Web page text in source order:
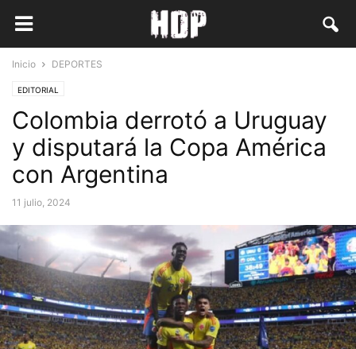
Inicio DEPORTES
EDITORIAL
Colombia derrotó a Uruguay
y disputará la Copa América
con Argentina
11 julio, 2024